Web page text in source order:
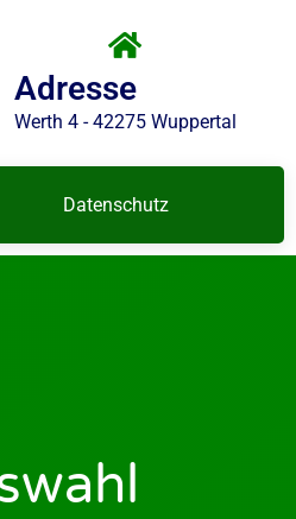
Adresse
Werth 4 - 42275 Wuppertal
Datenschutz